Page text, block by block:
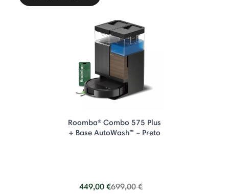
Roomba® Combo 575 Plus
+ Base AutoWash™ – Preto
449,00 €Price reduced from
699,00 €to